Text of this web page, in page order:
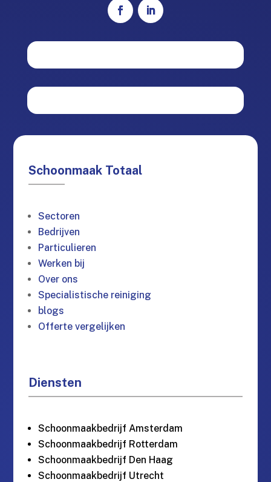
Schoonmaak Totaal
Sectoren
Bedrijven
Particulieren
Werken bij
Over ons
Specialistische reiniging
blogs
Offerte vergelijken
Diensten
Schoonmaakbedrijf Amsterdam
Schoonmaakbedrijf Rotterdam
Schoonmaakbedrijf Den Haag
Schoonmaakbedrijf Utrecht